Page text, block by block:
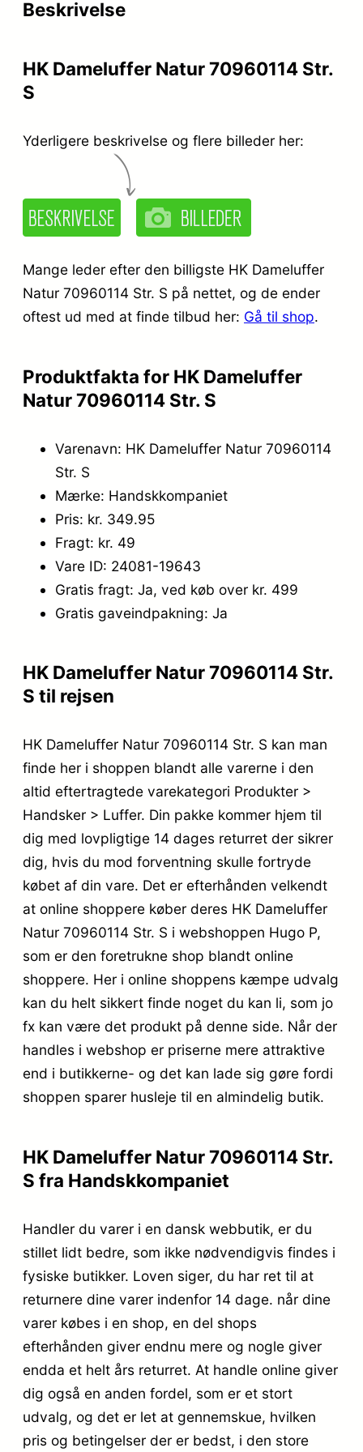
i
v
r
k
r
4
9
,
9
.
k
.
2
9
9
,
9
.
Beskrivelse
HK Dameluffer Natur 70960114 Str.
S
Yderligere beskrivelse og flere billeder her:
Mange leder efter den billigste HK Dameluffer
Natur 70960114 Str. S på nettet, og de ender
oftest ud med at finde tilbud her: Gå til shop.
Produktfakta for HK Dameluffer
Natur 70960114 Str. S
Varenavn: HK Dameluffer Natur 70960114
Str. S
Mærke: Handskkompaniet
Pris: kr. 349.95
Fragt: kr. 49
Vare ID: 24081-19643
Gratis fragt: Ja, ved køb over kr. 499
Gratis gaveindpakning: Ja
HK Dameluffer Natur 70960114 Str.
S til rejsen
HK Dameluffer Natur 70960114 Str. S kan man
finde her i shoppen blandt alle varerne i den
altid eftertragtede varekategori Produkter >
Handsker > Luffer. Din pakke kommer hjem til
dig med lovpligtige 14 dages returret der sikrer
dig, hvis du mod forventning skulle fortryde
købet af din vare. Det er efterhånden velkendt
at online shoppere køber deres HK Dameluffer
Natur 70960114 Str. S i webshoppen Hugo P,
som er den foretrukne shop blandt online
shoppere. Her i online shoppens kæmpe udvalg
kan du helt sikkert finde noget du kan li, som jo
fx kan være det produkt på denne side. Når der
handles i webshop er priserne mere attraktive
end i butikkerne- og det kan lade sig gøre fordi
shoppen sparer husleje til en almindelig butik.
HK Dameluffer Natur 70960114 Str.
S fra Handskkompaniet
Handler du varer i en dansk webbutik, er du
stillet lidt bedre, som ikke nødvendigvis findes i
fysiske butikker. Loven siger, du har ret til at
returnere dine varer indenfor 14 dage. når dine
varer købes i en shop, en del shops
efterhånden giver endnu mere og nogle giver
endda et helt års returret. At handle online giver
dig også en anden fordel, som er et stort
udvalg, og det er let at gennemskue, hvilken
pris og betingelser der er bedst, i den store